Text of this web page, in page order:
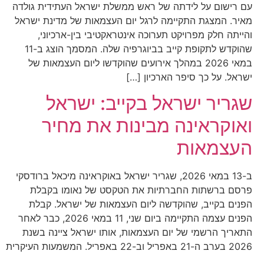
עם רישום על לידתה של ראש ממשלת ישראל העתידית גולדה
מאיר. המצגת התקיימה לרגל יום העצמאות של מדינת ישראל
והייתה חלק מפרויקט תערוכה אינטראקטיבי בין-ארכיוני,
שהוקדש לתקופת קייב בביוגרפיה שלה. המסמך הוצג ב-11
במאי 2026 במהלך אירועים שהוקדשו ליום העצמאות של
ישראל. על כך סיפר הארכיון […]
שגריר ישראל בקייב: ישראל
ואוקראינה מבינות את מחיר
העצמאות
ב-13 במאי 2026, שגריר ישראל באוקראינה מיכאל ברודסקי
פרסם ברשתות החברתיות את הטקסט של נאומו בקבלת
הפנים בקייב, שהוקדשה ליום העצמאות של ישראל. קבלת
הפנים עצמה התקיימה ביום שני, 11 במאי 2026, כבר לאחר
התאריך הרשמי של יום העצמאות, אותו ישראל ציינה בשנת
2026 בערב ה-21 באפריל וב-22 באפריל. המשמעות העיקרית